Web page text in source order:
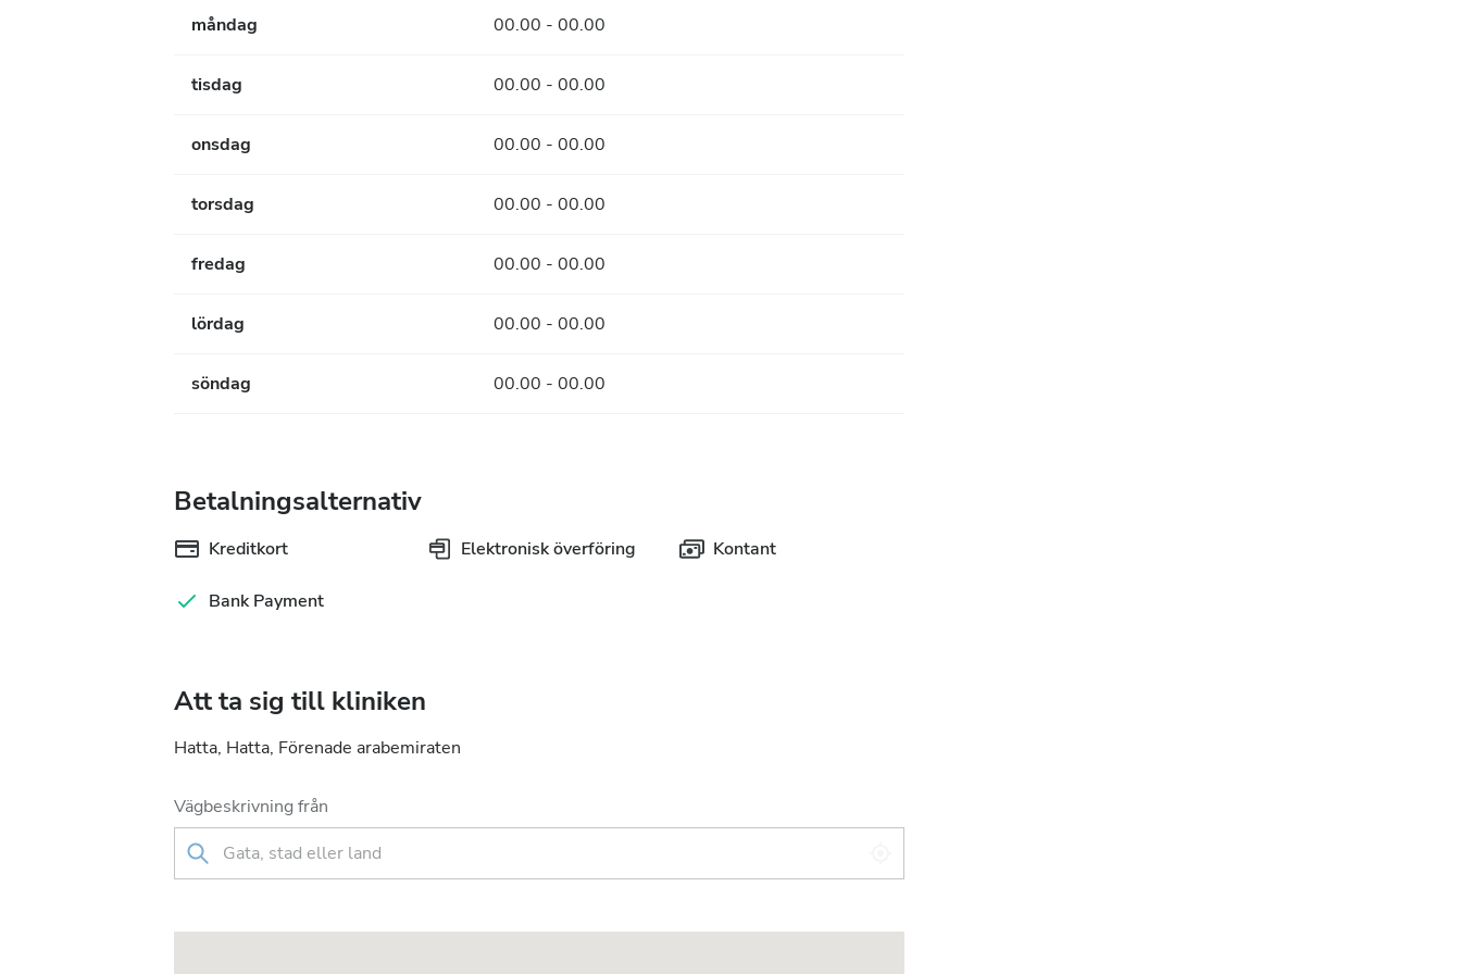
måndag 00.00 - 00.00
tisdag 00.00 - 00.00
onsdag 00.00 - 00.00
torsdag 00.00 - 00.00
fredag 00.00 - 00.00
lördag 00.00 - 00.00
söndag 00.00 - 00.00
Betalningsalternativ
Kreditkort Elektronisk överföring Kontant
Bank Payment
Att ta sig till kliniken
Hatta, Hatta, Förenade arabemiraten
Vägbeskrivning från